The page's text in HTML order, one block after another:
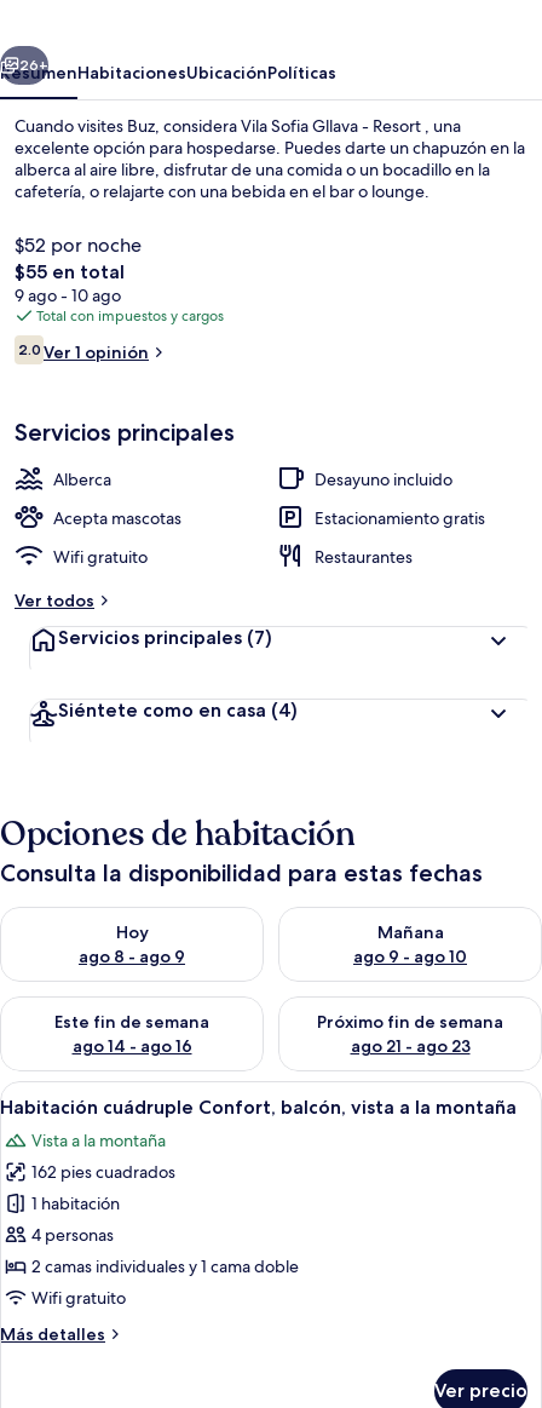
Resort
Siguiente
26+
ResumenHabitacionesUbicaciónPolíticas
Cuando visites Buz, considera Vila Sofia Gllava - Resort , una
excelente opción para hospedarse. Puedes darte un chapuzón en la
alberca al aire libre, disfrutar de una comida o un bocadillo en la
cafetería, o relajarte con una bebida en el bar o lounge.
$52 por noche
El
precio
total
es
de
$55 en total
9 ago - 10 ago
Total con impuestos y cargos
Opiniones
2.02.0 de 10,
Ver 1 opinión
Servicios principales
Alberca
Desayuno incluido
Acepta mascotas
Estacionamiento gratis
Wifi gratuito
Restaurantes
Ver todos
Servicios principales (7)
Siéntete como en casa (4)
Opciones de habitación
Consulta la disponibilidad para estas fechas
Hoy
ago 8 - ago 9
Consulta la disponibilidad para hoy ago 8 - ago 9
Mañana
ago 9 - ago 10
Consulta la disponibilidad
Este fin de semana
ago 14 - ago 16
Consulta la disponibilidad para este fin de semana ago 14 -
Próximo fin de semana
ago 21 - ago 23
Consulta la disponibilidad
Abrir
todas
las
fotos
de
Habitación
cuádruple
Confort,
balcón,
vista
Un baño moderno con ducha de
1
Habitación cuádruple Confort, balcón, vista a la montaña
Vista a la montaña
162 pies cuadrados
1 habitación
4 personas
2 camas individuales y 1 cama doble
Wifi gratuito
Más detalles
Más
Ver precio